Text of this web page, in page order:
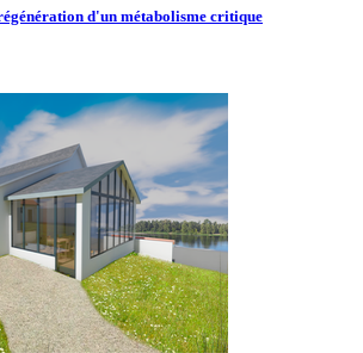
d'un métabolisme critique